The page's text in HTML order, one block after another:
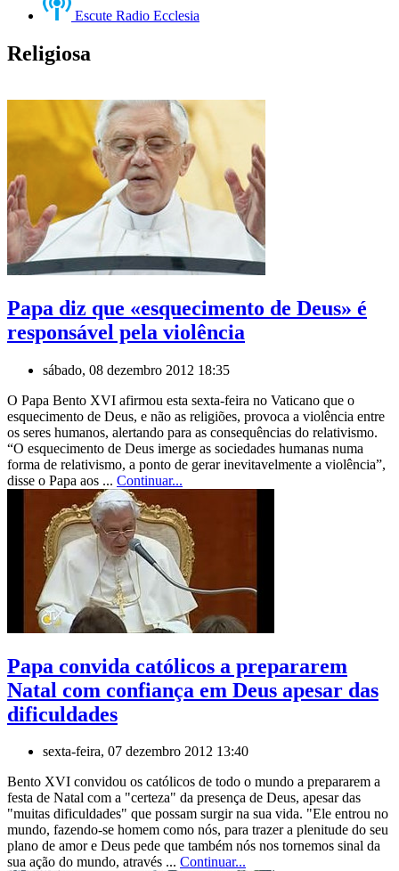
Escute Radio Ecclesia
Religiosa
Papa diz que «esquecimento de Deus» é
responsável pela violência
sábado, 08 dezembro 2012 18:35
O Papa Bento XVI afirmou esta sexta-feira no Vaticano que o
esquecimento de Deus, e não as religiões, provoca a violência entre
os seres humanos, alertando para as consequências do relativismo.
“O esquecimento de Deus imerge as sociedades humanas numa
forma de relativismo, a ponto de gerar inevitavelmente a violência”,
disse o Papa aos ... Continuar...
Papa convida católicos a prepararem
Natal com confiança em Deus apesar das
dificuldades
sexta-feira, 07 dezembro 2012 13:40
Bento XVI convidou os católicos de todo o mundo a prepararem a
festa de Natal com a "certeza" da presença de Deus, apesar das
"muitas dificuldades" que possam surgir na sua vida. "Ele entrou no
mundo, fazendo-se homem como nós, para trazer a plenitude do seu
plano de amor e Deus pede que também nós nos tornemos sinal da
sua ação do mundo, através ... Continuar...